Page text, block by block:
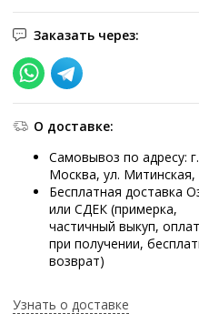
Заказать через:
О доставке:
Самовывоз по адресу: г.
Москва, ул. Митинская,
Бесплатная доставка
или СДЕК (примерка,
частичный выкуп,
при получении,
возврат)
Узнать о доставке